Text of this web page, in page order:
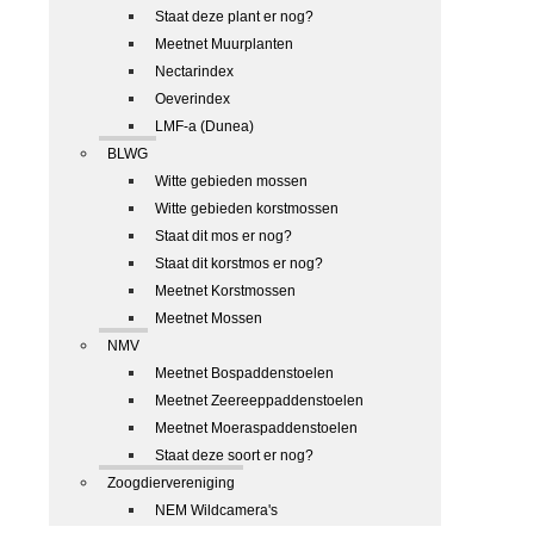
Staat deze plant er nog?
Meetnet Muurplanten
Nectarindex
Oeverindex
LMF-a (Dunea)
BLWG
Witte gebieden mossen
Witte gebieden korstmossen
Staat dit mos er nog?
Staat dit korstmos er nog?
Meetnet Korstmossen
Meetnet Mossen
NMV
Meetnet Bospaddenstoelen
Meetnet Zeereeppaddenstoelen
Meetnet Moeraspaddenstoelen
Staat deze soort er nog?
Zoogdiervereniging
NEM Wildcamera's